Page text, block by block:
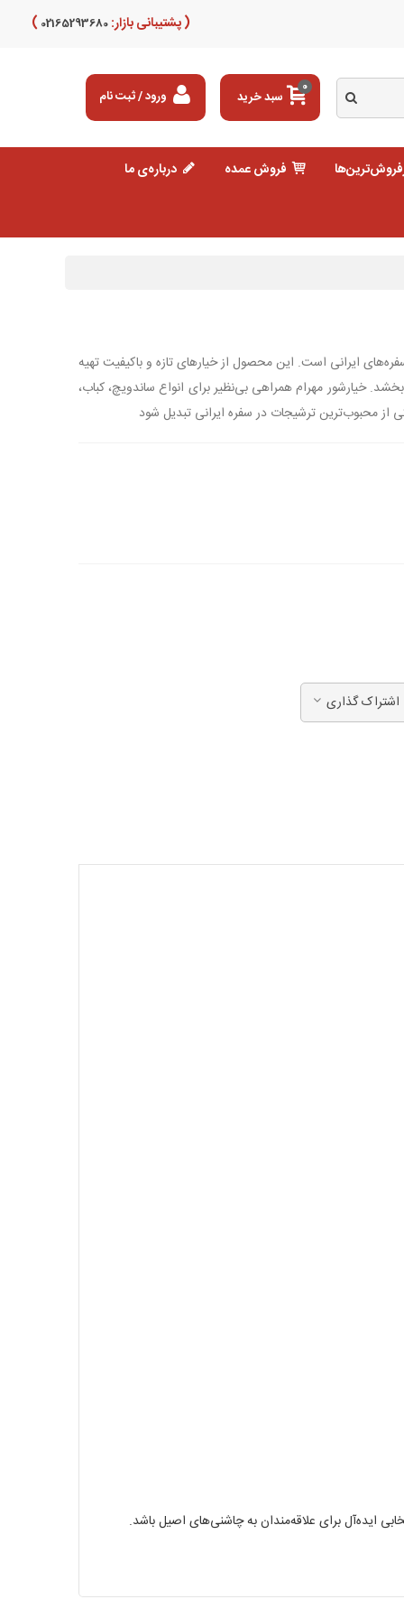
( پشتیبانی بازار: 02165293680
)
0
سبد خرید ورود / ثبت نام
فروش عمده درباره‌ی ما
ایرانی است. این محصول از خیارهای تازه و باکیفیت تهیه
خیارشور مهرام همراهی بی‌نظیر برای انواع ساندویچ، کباب،
محبوب‌ترین ترشیجات در سفره ایرانی تبدیل شود
اشتراک گذاری
ایده‌آل برای علاقه‌مندان به چاشنی‌های اصیل باشد.